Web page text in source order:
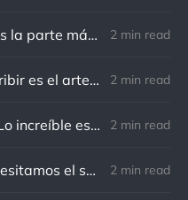
Platón: El comienzo es la parte más importante del trabajo 2 min read
Claridad Mental: Escribir es el arte de calmar y despejar la mente. 2 min read
Charles R. Swindoll: Lo increíble es que cada día podemos elegir la actitud que adoptaremos. 2 min read
Nietzsche: Todos necesitamos el sentido de culpa, pero nadie necesita sentirse culpable. 2 min read